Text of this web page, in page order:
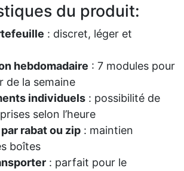
du produit:
: discret, léger et
hebdomadaire : 7 modules pour
de la semaine
individuels : possibilité de
selon l’heure
rabat ou zip : maintien
boîtes
: parfait pour le